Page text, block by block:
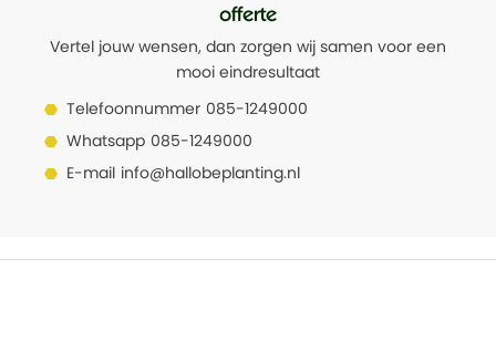
offerte
Vertel jouw wensen, dan zorgen wij samen voor een
mooi eindresultaat
Telefoonnummer 085-1249000
Whatsapp 085-1249000
E-mail info@hallobeplanting.nl